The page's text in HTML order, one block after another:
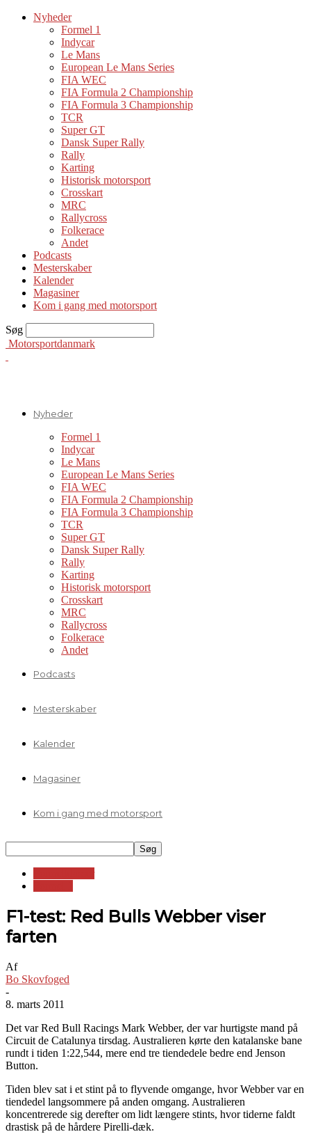
Nyheder
Formel 1
Indycar
Le Mans
European Le Mans Series
FIA WEC
FIA Formula 2 Championship
FIA Formula 3 Championship
TCR
Super GT
Dansk Super Rally
Rally
Karting
Historisk motorsport
Crosskart
MRC
Rallycross
Folkerace
Andet
Podcasts
Mesterskaber
Kalender
Magasiner
Kom i gang med motorsport
Søg
Motorsportdanmark
Nyheder
Formel 1
Indycar
Le Mans
European Le Mans Series
FIA WEC
FIA Formula 2 Championship
FIA Formula 3 Championship
TCR
Super GT
Dansk Super Rally
Rally
Karting
Historisk motorsport
Crosskart
MRC
Rallycross
Folkerace
Andet
Podcasts
Mesterskaber
Kalender
Magasiner
Kom i gang med motorsport
F1-test: Red Bulls Webber viser
farten
Af
Bo Skovfoged
-
8. marts 2011
Det var Red Bull Racings Mark Webber, der var hurtigste mand på
Circuit de Catalunya tirsdag. Australieren kørte den katalanske bane
rundt i tiden 1:22,544, mere end tre tiendedele bedre end Jenson
Button.
Tiden blev sat i et stint på to flyvende omgange, hvor Webber var en
tiendedel langsommere på anden omgang. Australieren
koncentrerede sig derefter om lidt længere stints, hvor tiderne faldt
drastisk på de hårdere Pirelli-dæk.